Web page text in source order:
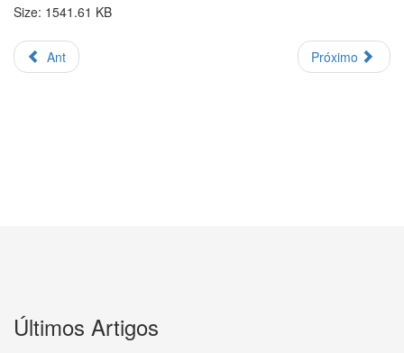
Size: 1541.61 KB
Ant Próximo
Últimos Artigos